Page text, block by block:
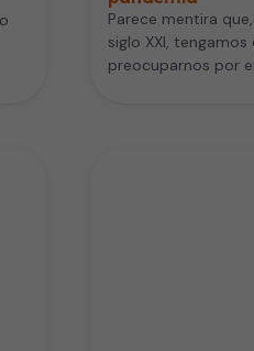
Parece mentira
siglo XXI, tengamos
preocuparnos por